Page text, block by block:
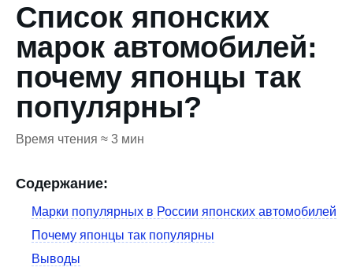
Список японских
марок автомобилей:
почему японцы так
популярны?
Время чтения ≈ 3 мин
Содержание:
Марки популярных в России японских автомобилей
Почему японцы так популярны
Выводы